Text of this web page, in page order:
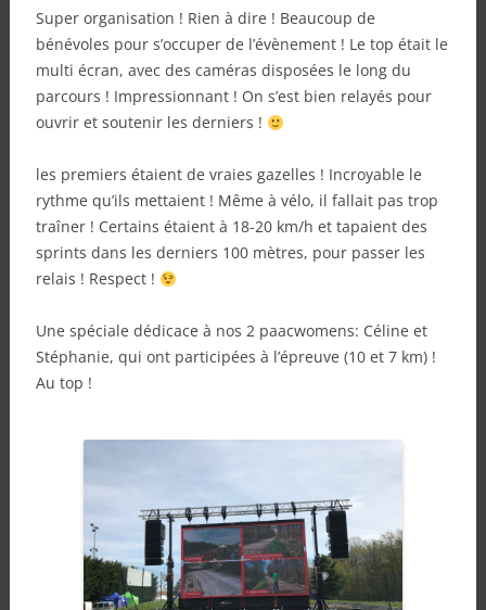
Super organisation ! Rien à dire ! Beaucoup de
bénévoles pour s’occuper de l’évènement ! Le top était le
multi écran, avec des caméras disposées le long du
parcours ! Impressionnant ! On s’est bien relayés pour
ouvrir et soutenir les derniers !
les premiers étaient de vraies gazelles ! Incroyable le
rythme qu’ils mettaient ! Même à vélo, il fallait pas trop
traîner ! Certains étaient à 18-20 km/h et tapaient des
sprints dans les derniers 100 mètres, pour passer les
relais ! Respect !
Une spéciale dédicace à nos 2 paacwomens: Céline et
Stéphanie, qui ont participées à l’épreuve (10 et 7 km) !
Au top !